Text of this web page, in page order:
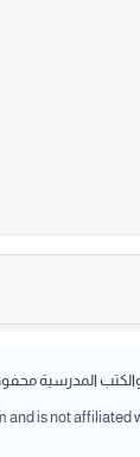
المدرسية
is not affiliated